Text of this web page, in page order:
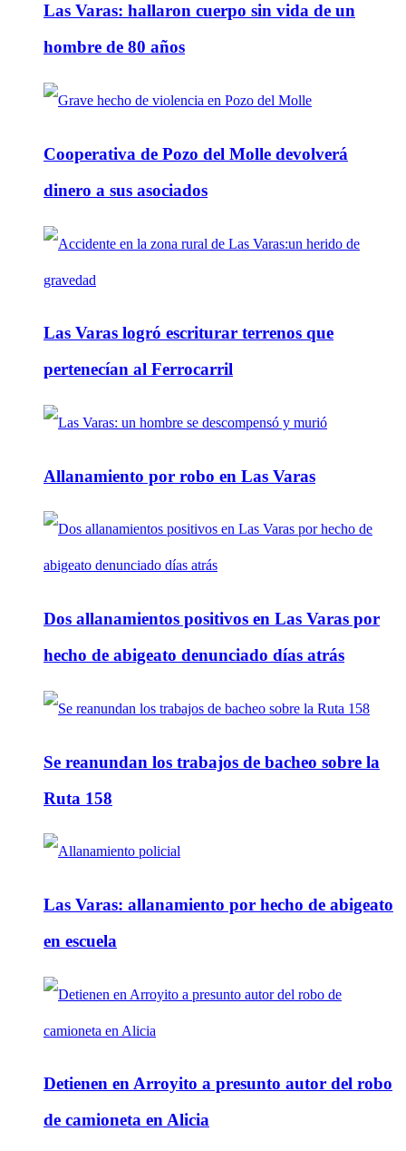
Las Varas: hallaron cuerpo sin vida de un
hombre de 80 años
Cooperativa de Pozo del Molle devolverá
dinero a sus asociados
Las Varas logró escriturar terrenos que
pertenecían al Ferrocarril
Allanamiento por robo en Las Varas
Dos allanamientos positivos en Las Varas por
hecho de abigeato denunciado días atrás
Se reanundan los trabajos de bacheo sobre la
Ruta 158
Las Varas: allanamiento por hecho de abigeato
en escuela
Detienen en Arroyito a presunto autor del robo
de camioneta en Alicia